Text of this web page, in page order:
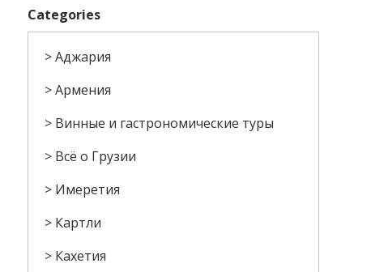
Categories
Аджария
Армения
Винные и гастрономические туры
Всё о Грузии
Имеретия
Картли
Кахетия